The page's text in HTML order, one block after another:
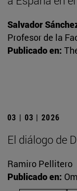
Salvador
Profesor de la
Publicado en:
03 | 03 | 2026
El diálogo de
Ramiro Pellitero
Publicado en: